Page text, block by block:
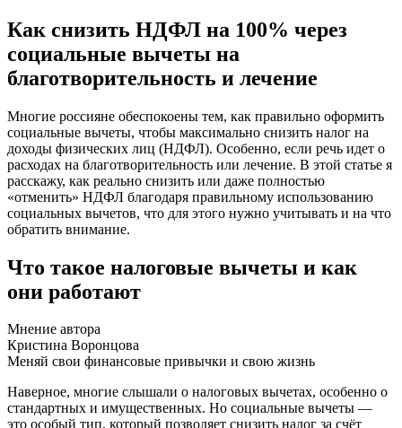
Как снизить НДФЛ на 100% через
социальные вычеты на
благотворительность и лечение
Многие россияне обеспокоены тем, как правильно оформить
социальные вычеты, чтобы максимально снизить налог на
доходы физических лиц (НДФЛ). Особенно, если речь идет о
расходах на благотворительность или лечение. В этой статье я
расскажу, как реально снизить или даже полностью
«отменить» НДФЛ благодаря правильному использованию
социальных вычетов, что для этого нужно учитывать и на что
обратить внимание.
Что такое налоговые вычеты и как
они работают
Мнение автора
Кристина Воронцова
Меняй свои финансовые привычки и свою жизнь
Наверное, многие слышали о налоговых вычетах, особенно о
стандартных и имущественных. Но социальные вычеты —
это особый тип, который позволяет снизить налог за счёт